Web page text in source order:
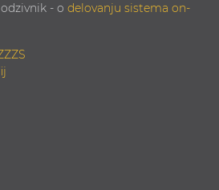
- o delovanju sistema on-